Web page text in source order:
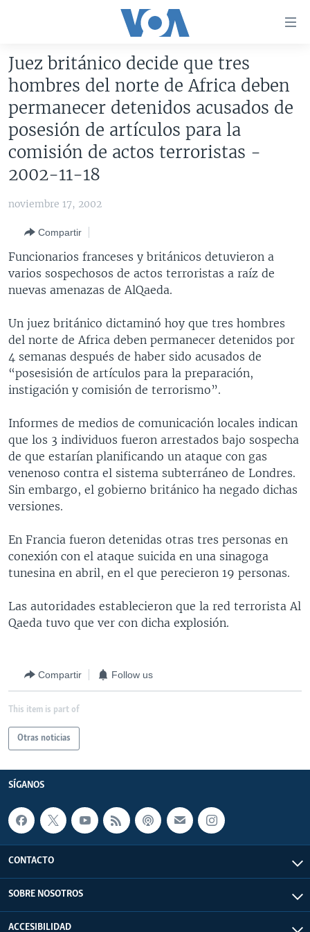
accesibilidad
Salte
contenido
principal
Salte
al
navegador
Salte
AMÉRICA DEL NORTE
MÉXICO
HAITÍ
ELECCIONES EEUU 2024
ELECCIONES EEUU
VOTO DIVIDIDO
VOA VERIFICA
VOA VERIFICA UCRANIA/RUSIA
VOA VERIFICA INMIGRACIÓN
VOA VERIFICA AMÉRICA LATINA
AMÉRICA LATINA
ARGENTINA
BOLIVIA
PERÚ
ECUADOR
VENEZUELA
BRASIL
CHINA EN AMÉRICA LATINA
CENTROAMÉRICA
GUATEMALA
HONDURAS
NICARAGUA
LIBERTAD DE PRENSA
MUNDO
ECONOMÍA
ENTRETENIMIENTO Y CULTURA
TECNOLOGÍA
DEPORTES
CIENCIA Y SALUD
LIBERTAD DE PRENSA
UCRANIA
MULTIMEDIA
VIDEOS
FOTOGRAFÍA
AUDIOS
PROGRAMAS TV
EL MUNDO AL DÍA
FORO INTERAMERICANO
VISIÓN 360
LAS CLAVES
PANORAMA
RADIO
AVANCE INFORMATIVO
AUDIONOTICIAS
BUENOS DÍAS AMÉRICA
ESTADOS UNIDOS AL DÍA
EL MUNDO AL DÍA [RADIO]
DEPORTIVO INTERNACIONAL
NOTA ECONÓMICA
DIRECT
DOCUMENTALES DE LA VOA
Learning English
SÍGANOS
Idiomas
Juez británico decide que tres
hombres del norte de Africa deben
permanecer detenidos acusados de
posesión de artículos para la
comisión de actos terroristas -
2002-11-18
noviembre 17, 2002
Compartir
Funcionarios franceses y británicos detuvieron a
varios sospechosos de actos terroristas a raíz de
nuevas amenazas de AlQaeda.
Un juez británico dictaminó hoy que tres hombres
del norte de Africa deben permanecer detenidos por
4 semanas después de haber sido acusados de
“posesisión de artículos para la preparación,
instigación y comisión de terrorismo”.
Informes de medios de comunicación locales indican
que los 3 individuos fueron arrestados bajo sospecha
de que estarían planificando un ataque con gas
venenoso contra el sistema subterráneo de Londres.
Sin embargo, el gobierno británico ha negado dichas
versiones.
En Francia fueron detenidas otras tres personas en
conexión con el ataque suicida en una sinagoga
tunesina en abril, en el que perecieron 19 personas.
Las autoridades establecieron que la red terrorista Al
Qaeda tuvo que ver con dicha explosión.
Compartir Follow us
This item is part of
Otras noticias
SÍGANOS
CONTACTO
SOBRE NOSOTROS
ACCESIBILIDAD